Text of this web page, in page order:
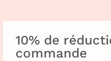
10% de
commande